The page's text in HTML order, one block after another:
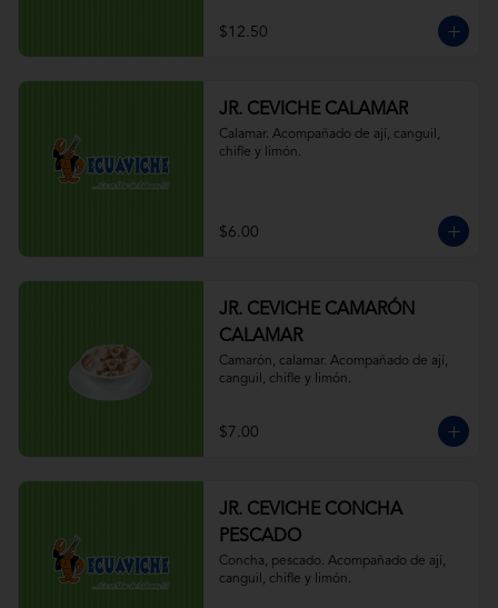
$12.50
JR. CEVICHE CALAMAR
Calamar. Acompañado de ají, canguil,
chifle y limón.
$6.00
JR. CEVICHE CAMARÓN
CALAMAR
Camarón, calamar. Acompañado de ají,
canguil, chifle y limón.
$7.00
JR. CEVICHE CONCHA
PESCADO
Concha, pescado. Acompañado de ají,
canguil, chifle y limón.